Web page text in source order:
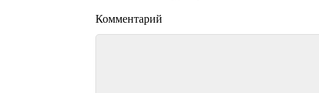
Комментарий